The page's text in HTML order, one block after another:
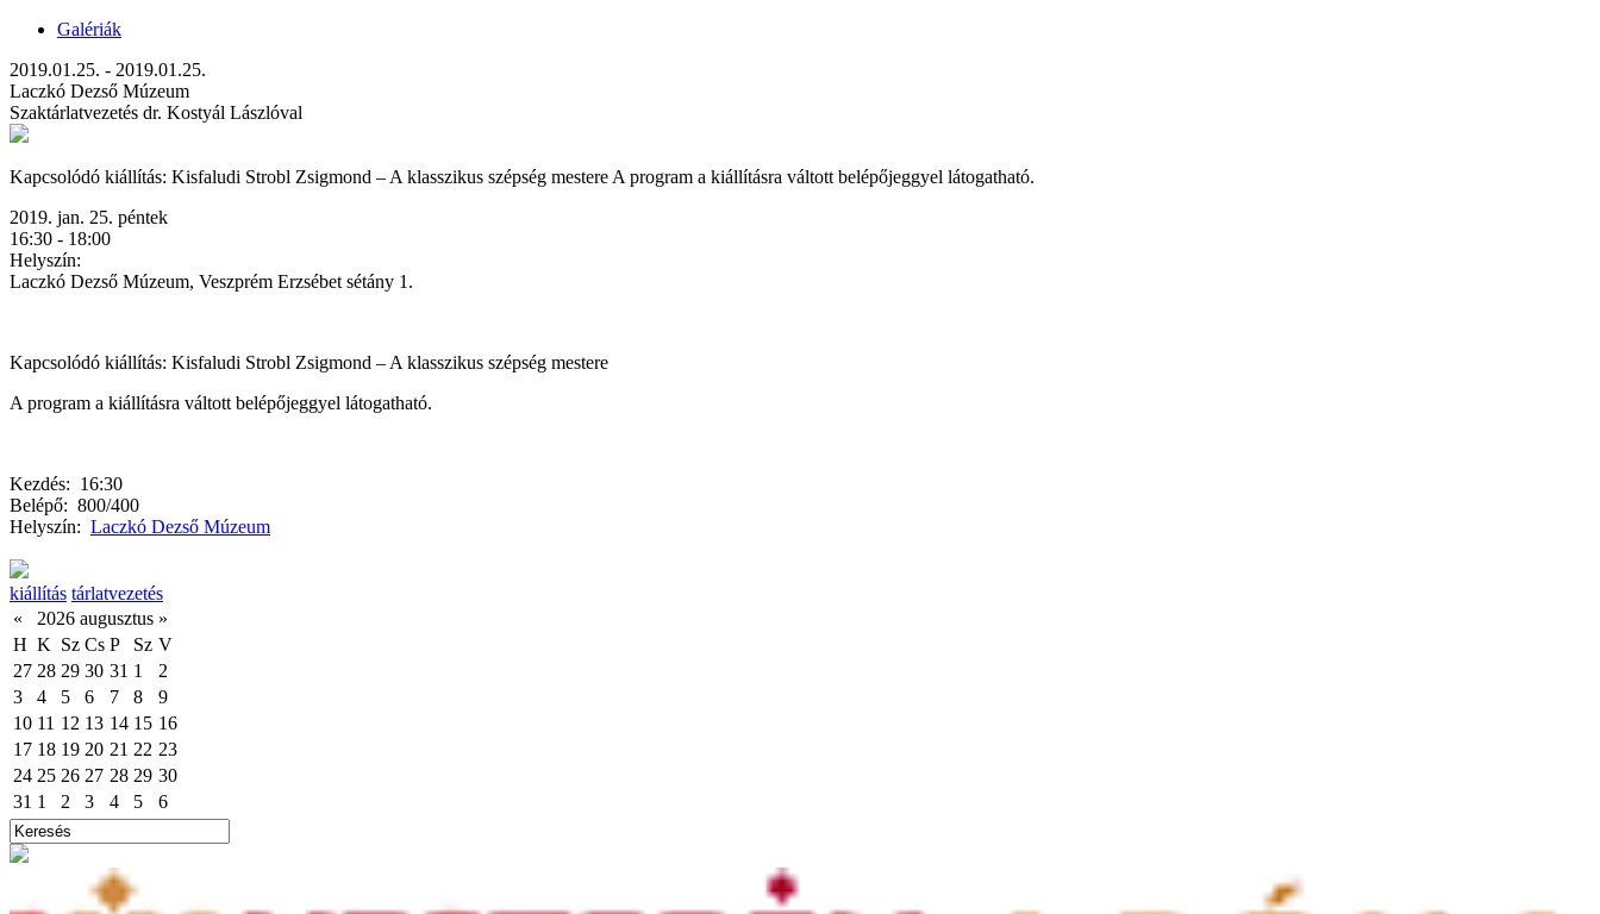
Galériák
2019.01.25. - 2019.01.25.
Laczkó Dezső Múzeum
Szaktárlatvezetés dr. Kostyál Lászlóval
Kapcsolódó kiállítás: Kisfaludi Strobl Zsigmond – A klasszikus szépség mestere A program a kiállításra váltott belépőjeggyel látogatható.
2019. jan. 25. péntek
16:30 - 18:00
Helyszín:
Laczkó Dezső Múzeum, Veszprém Erzsébet sétány 1.
Kapcsolódó kiállítás: Kisfaludi Strobl Zsigmond – A klasszikus szépség mestere
A program a kiállításra váltott belépőjeggyel látogatható.
Kezdés: 16:30
Belépő: 800/400
Helyszín: Laczkó Dezső Múzeum
kiállítás tárlatvezetés
«
2026 augusztus »
H K Sz Cs P Sz V
27 28 29 30 31 1
2
3
4 5 6 7 8
9
10 11 12 13 14 15 16
17 18 19 20 21 22 23
24 25 26 27 28 29 30
31 1 2 3 4 5 6